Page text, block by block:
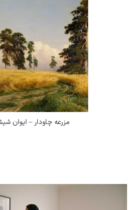
مزرعه چاودار – ایوان شیشکین